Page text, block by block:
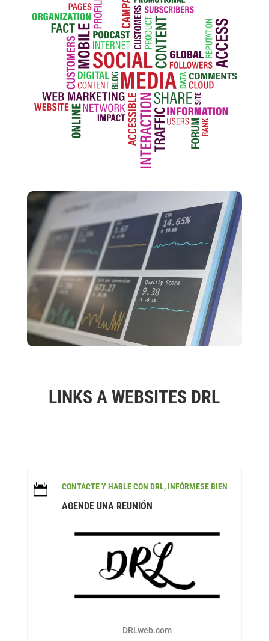
LINKS A WEBSITES DRL
 CONTACTE Y HABLE CON DRL, INFÓRMESE BIEN
AGENDE UNA REUNIÓN
DRLweb.com